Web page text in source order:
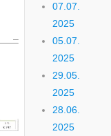
–
07.07.
2025
05.07.
2025
29.05.
2025
28.06.
2025